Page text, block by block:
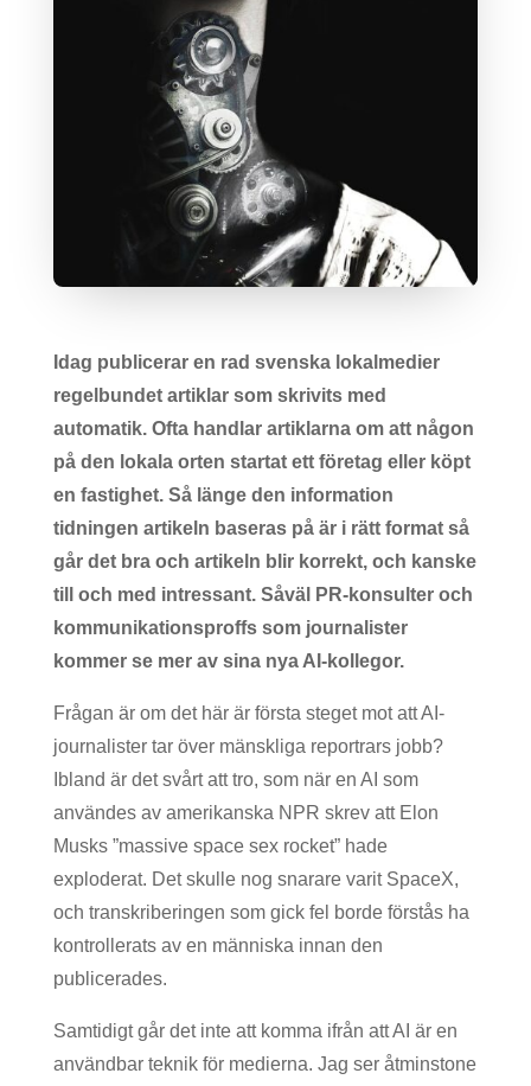
Idag publicerar en rad svenska lokalmedier
regelbundet artiklar som skrivits med
automatik. Ofta handlar artiklarna om att någon
på den lokala orten startat ett företag eller köpt
en fastighet. Så länge den information
tidningen artikeln baseras på är i rätt format så
går det bra och artikeln blir korrekt, och kanske
till och med intressant. Såväl PR-konsulter och
kommunikationsproffs som journalister
kommer se mer av sina nya AI-kollegor.
Frågan är om det här är första steget mot att AI-
journalister tar över mänskliga reportrars jobb?
Ibland är det svårt att tro, som när en AI som
användes av amerikanska NPR skrev att Elon
Musks ”massive space sex rocket” hade
exploderat. Det skulle nog snarare varit SpaceX,
och transkriberingen som gick fel borde förstås ha
kontrollerats av en människa innan den
publicerades.
Samtidigt går det inte att komma ifrån att AI är en
användbar teknik för medierna. Jag ser åtminstone